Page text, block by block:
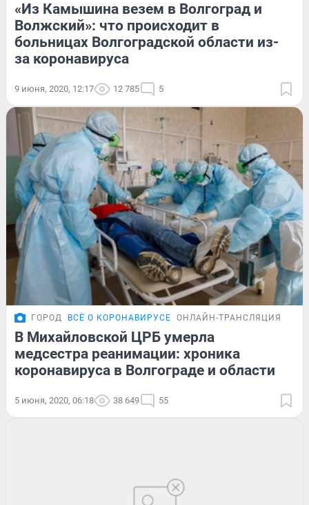
«Из Камышина везем в Волгоград и
Волжский»: что происходит в
больницах Волгоградской области из-
за коронавируса
9 июня, 2020, 12:17 12 785 5
ГОРОД ВСЁ О КОРОНАВИРУСЕ ОНЛАЙН-ТРАНСЛЯЦИЯ
В Михайловской ЦРБ умерла
медсестра реанимации: хроника
коронавируса в Волгограде и области
5 июня, 2020, 06:18 38 649 55